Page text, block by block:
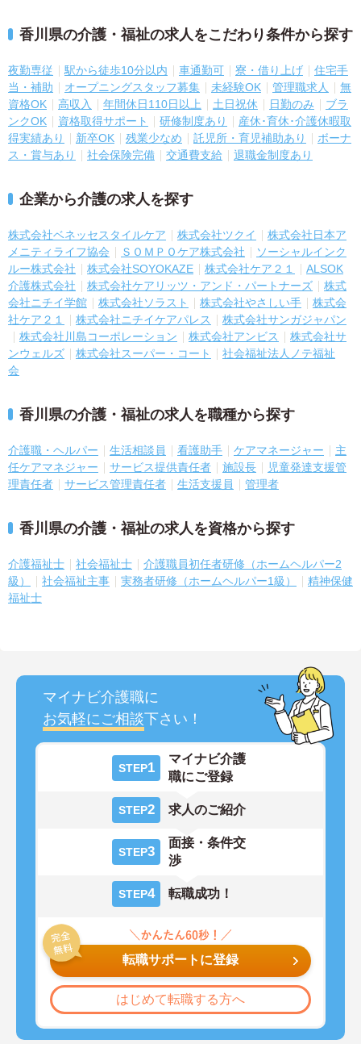
香川県の介護・福祉の求人をこだわり条件から探す
夜勤専従 駅から徒歩10分以内 車通勤可 寮・借り上げ
住宅手
当・補助
オープニングスタッフ募集 未経験OK 管理職求人
無
資格OK
高収入 年間休日110日以上 土日祝休 日勤のみ
ブラ
ンクOK
資格取得サポート 研修制度あり
産休･育休･介護休暇取
得実績あり
新卒OK 残業少なめ 託児所・育児補助あり
ボーナ
ス・賞与あり
社会保険完備 交通費支給 退職金制度あり
企業から介護の求人を探す
株式会社ベネッセスタイルケア 株式会社ツクイ
株式会社日本ア
メニティライフ協会
ＳＯＭＰＯケア株式会社
ソーシャルインク
ルー株式会社
株式会社SOYOKAZE 株式会社ケア２１
ALSOK
介護株式会社
株式会社ケアリッツ・アンド・パートナーズ
株式
会社ニチイ学館
株式会社ソラスト 株式会社やさしい手
株式会
社ケア２１
株式会社ニチイケアパレス
株式会社サンガジャパン
株式会社川島コーポレーション
株式会社アンビス
株式会社サ
ンウェルズ
株式会社スーパー・コート
社会福祉法人ノテ福祉
会
香川県の介護・福祉の求人を職種から探す
介護職・ヘルパー 生活相談員 看護助手 ケアマネージャー
主
任ケアマネジャー
サービス提供責任者 施設長
児童発達支援管
理責任者
サービス管理責任者 生活支援員 管理者
香川県の介護・福祉の求人を資格から探す
介護福祉士 社会福祉士
介護職員初任者研修（ホームヘルパー2
級）
社会福祉主事 実務者研修（ホームヘルパー1級）
精神保健
福祉士
マイナビ介護職に
お気軽にご相談下さい！
STEP1
マイナビ介護
職にご登録
STEP2 求人のご紹介
STEP3
面接・条件交
渉
STEP4 転職成功！
転職サポートに登録
はじめて転職する方へ